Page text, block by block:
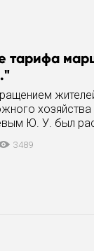
тарифа
Ю. У. был
-
3489